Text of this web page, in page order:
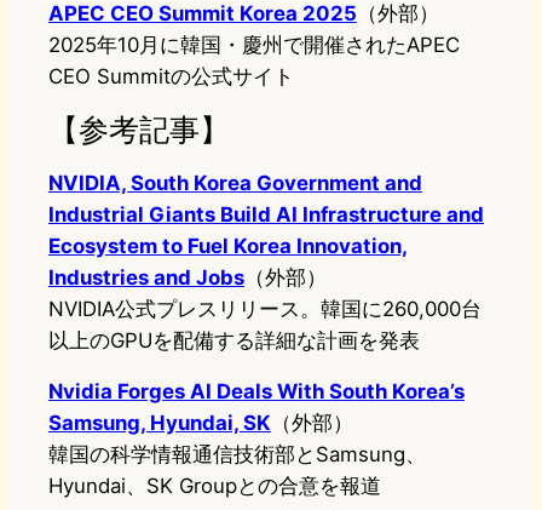
APEC CEO Summit Korea 2025 （外部）
2025年10月に韓国・慶州で開催されたAPEC
CEO Summitの公式サイト
【参考記事】
NVIDIA, South Korea Government and
Industrial Giants Build AI Infrastructure and
Ecosystem to Fuel Korea Innovation,
Industries and Jobs （外部）
NVIDIA公式プレスリリース。韓国に260,000台
以上のGPUを配備する詳細な計画を発表
Nvidia Forges AI Deals With South Korea’s
Samsung, Hyundai, SK （外部）
韓国の科学情報通信技術部とSamsung、
Hyundai、SK Groupとの合意を報道